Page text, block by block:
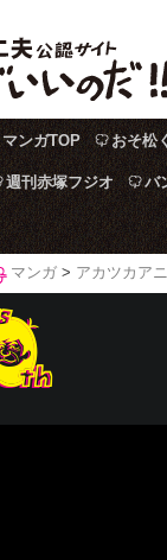
マンガTOP おそ松
週刊赤塚フジオ バ
マンガ > アカツカア